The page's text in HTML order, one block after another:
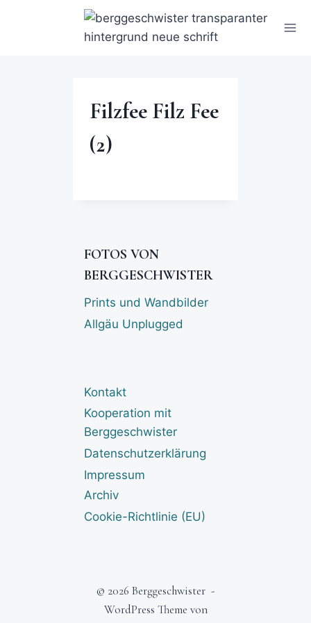
Filzfee Filz Fee
(2)
FOTOS VON
BERGGESCHWISTER
Prints und Wandbilder
Allgäu Unplugged
Kontakt
Kooperation mit
Berggeschwister
Datenschutzerklärung
Impressum
Archiv
Cookie-Richtlinie (EU)
© 2026 Berggeschwister -
WordPress Theme von